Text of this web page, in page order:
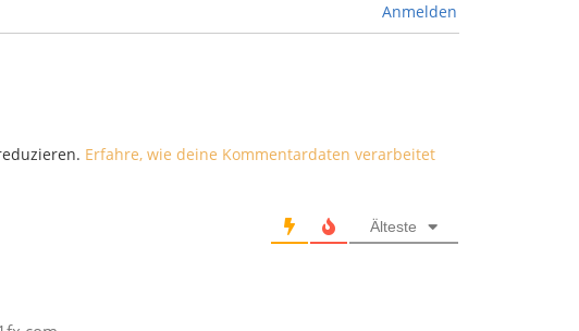
Anmelden
Erfahre, wie deine Kommentardaten verarbeitet
Älteste